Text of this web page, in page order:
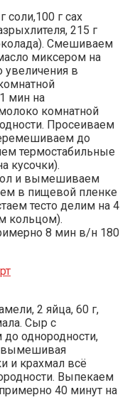
соли,100 г сах
215 г
Смешиваем
миксером на
увеличения в
мин на
комнатной
Просеиваем
до
термостабильные
кусочки).
и вымешиваем
в пищевой пленке
тесто делим на 4
кольцом).
8 мин в/н 180
2 яйца, 60 г,
Сыр с
однородности,
вымешивая
и крахмал всё
Выпекаем
40 минут на